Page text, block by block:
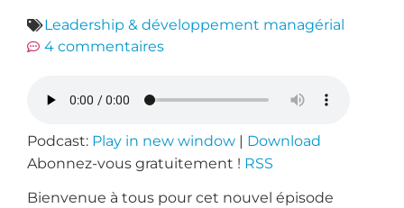
Leadership & développement managérial
4 commentaires
Podcast: Play in new window | Download
Abonnez-vous gratuitement ! RSS
Bienvenue à tous pour cet nouvel épisode